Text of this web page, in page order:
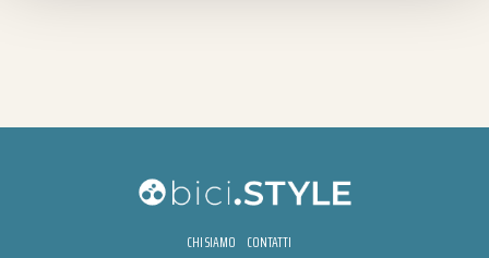
CHI SIAMO CONTATTI